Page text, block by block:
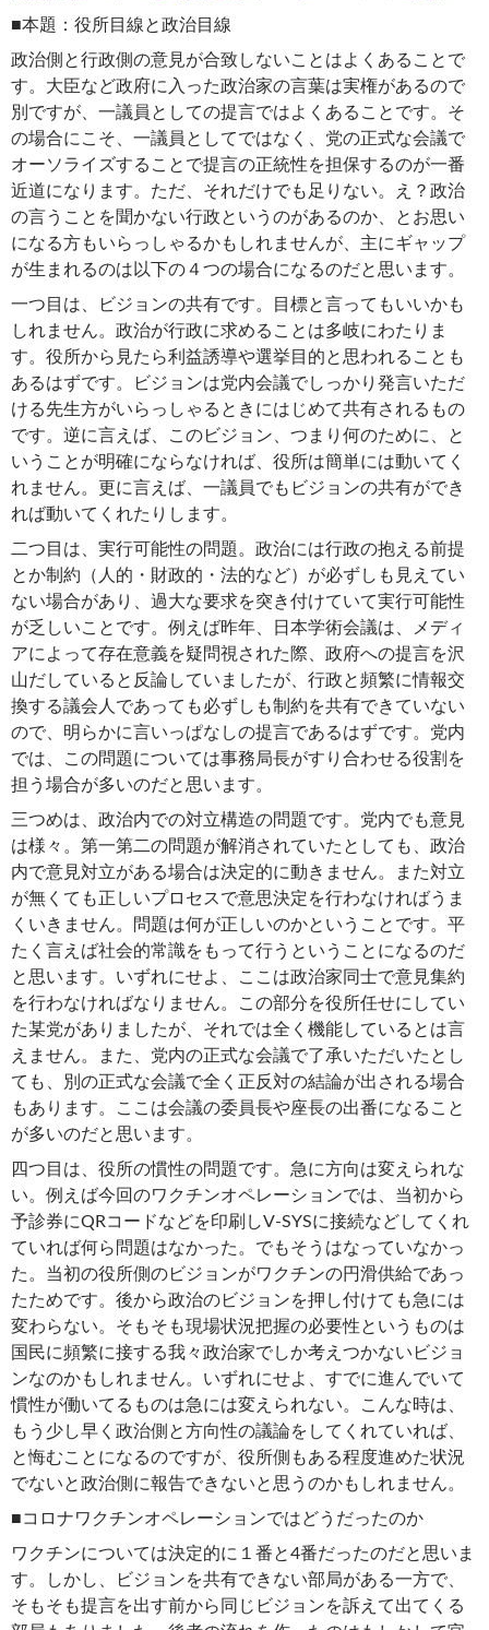
■本題：役所目線と政治目線
政治側と行政側の意見が合致しないことはよくあることで
す。大臣など政府に入った政治家の言葉は実権があるので
別ですが、一議員としての提言ではよくあることです。そ
の場合にこそ、一議員としてではなく、党の正式な会議で
オーソライズすることで提言の正統性を担保するのが一番
近道になります。ただ、それだけでも足りない。え？政治
の言うことを聞かない行政というのがあるのか、とお思い
になる方もいらっしゃるかもしれませんが、主にギャップ
が生まれるのは以下の４つの場合になるのだと思います。
一つ目は、ビジョンの共有です。目標と言ってもいいかも
しれません。政治が行政に求めることは多岐にわたりま
す。役所から見たら利益誘導や選挙目的と思われることも
あるはずです。ビジョンは党内会議でしっかり発言いただ
ける先生方がいらっしゃるときにはじめて共有されるもの
です。逆に言えば、このビジョン、つまり何のために、と
いうことが明確にならなければ、役所は簡単には動いてく
れません。更に言えば、一議員でもビジョンの共有ができ
れば動いてくれたりします。
二つ目は、実行可能性の問題。政治には行政の抱える前提
とか制約（人的・財政的・法的など）が必ずしも見えてい
ない場合があり、過大な要求を突き付けていて実行可能性
が乏しいことです。例えば昨年、日本学術会議は、メディ
アによって存在意義を疑問視された際、政府への提言を沢
山だしていると反論していましたが、行政と頻繁に情報交
換する議会人であっても必ずしも制約を共有できていない
ので、明らかに言いっぱなしの提言であるはずです。党内
では、この問題については事務局長がすり合わせる役割を
担う場合が多いのだと思います。
三つめは、政治内での対立構造の問題です。党内でも意見
は様々。第一第二の問題が解消されていたとしても、政治
内で意見対立がある場合は決定的に動きません。また対立
が無くても正しいプロセスで意思決定を行わなければうま
くいきません。問題は何が正しいのかということです。平
たく言えば社会的常識をもって行うということになるのだ
と思います。いずれにせよ、ここは政治家同士で意見集約
を行わなければなりません。この部分を役所任せにしてい
た某党がありましたが、それでは全く機能しているとは言
えません。また、党内の正式な会議で了承いただいたとし
ても、別の正式な会議で全く正反対の結論が出される場合
もあります。ここは会議の委員長や座長の出番になること
が多いのだと思います。
四つ目は、役所の慣性の問題です。急に方向は変えられな
い。例えば今回のワクチンオペレーションでは、当初から
予診券にQRコードなどを印刷しV-SYSに接続などしてくれ
ていれば何ら問題はなかった。でもそうはなっていなかっ
た。当初の役所側のビジョンがワクチンの円滑供給であっ
たためです。後から政治のビジョンを押し付けても急には
変わらない。そもそも現場状況把握の必要性というものは
国民に頻繁に接する我々政治家でしか考えつかないビジョ
ンなのかもしれません。いずれにせよ、すでに進んでいて
慣性が働いてるものは急には変えられない。こんな時は、
もう少し早く政治側と方向性の議論をしてくれていれば、
と悔むことになるのですが、役所側もある程度進めた状況
でないと政治側に報告できないと思うのかもしれません。
■コロナワクチンオペレーションではどうだったのか
ワクチンについては決定的に１番と4番だったのだと思いま
す。しかし、ビジョンを共有できない部局がある一方で、
そもそも提言を出す前から同じビジョンを訴えて出てくる